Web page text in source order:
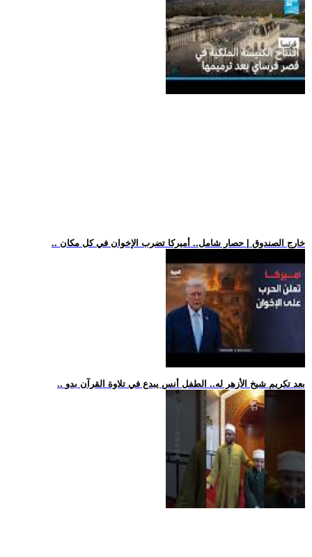
.. خارج الصندوق | حصار شامل.. أميركا تضرب الإخوان في كل مكان
.. بعد تكريم شيخ الأزهر له.. الطفل أنس يبدع في تلاوة القرآن بدو